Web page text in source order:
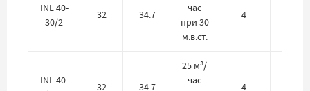
INL 40-
30/2
32 34.7
час
при 30
м.в.ст.
4
INL 40-
32 34.7
25 м³/
час
4